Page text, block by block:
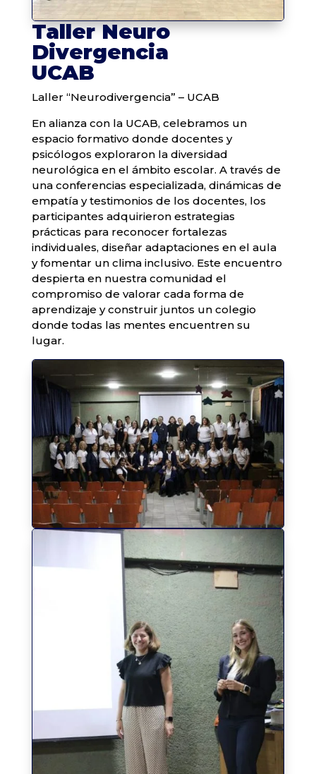
Taller Neuro
Divergencia
UCAB
Laller “Neurodivergencia” – UCAB
En alianza con la UCAB, celebramos un
espacio formativo donde docentes y
psicólogos exploraron la diversidad
neurológica en el ámbito escolar. A través de
una conferencias especializada, dinámicas de
empatía y testimonios de los docentes, los
participantes adquirieron estrategias
prácticas para reconocer fortalezas
individuales, diseñar adaptaciones en el aula
y fomentar un clima inclusivo. Este encuentro
despierta en nuestra comunidad el
compromiso de valorar cada forma de
aprendizaje y construir juntos un colegio
donde todas las mentes encuentren su
lugar.